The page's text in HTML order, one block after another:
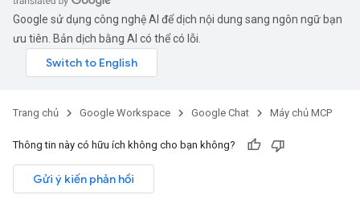
Google sử dụng công nghệ AI để dịch nội dung sang ngôn ngữ bạn
ưu tiên. Bản dịch bằng AI có thể có lỗi.
Trang chủ Google Workspace Google Chat Máy chủ MCP
Thông tin này có hữu ích không cho bạn không?
Gửi ý kiến phản hồi